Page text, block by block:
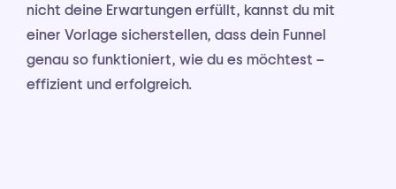
nicht deine Erwartungen erfüllt, kannst du mit
einer Vorlage sicherstellen, dass dein Funnel
genau so funktioniert, wie du es möchtest –
effizient und erfolgreich.